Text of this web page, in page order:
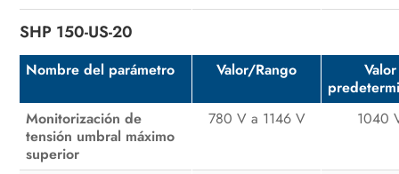
SHP 150-US-20
Nombre del parámetro Valor/Rango
Valor
Monitorización de
tensión umbral máximo
superior
780 V a 1146 V 1040